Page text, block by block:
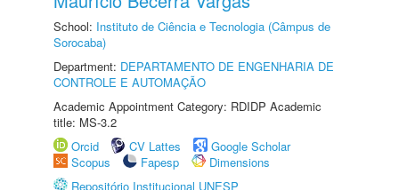
School: Instituto de Ciência e Tecnologia (Câmpus de
Sorocaba)
Department: DEPARTAMENTO DE ENGENHARIA DE
CONTROLE E AUTOMAÇÃO
Academic Appointment Category: RDIDP Academic
title: MS-3.2
Orcid
CV Lattes
Google Scholar
Scopus
Fapesp
Dimensions
Repositório Institucional UNESP